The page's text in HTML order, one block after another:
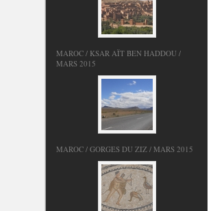
MAROC / KSAR AÏT BEN HADDOU /
MARS 2015
MAROC / GORGES DU ZIZ / MARS 2015